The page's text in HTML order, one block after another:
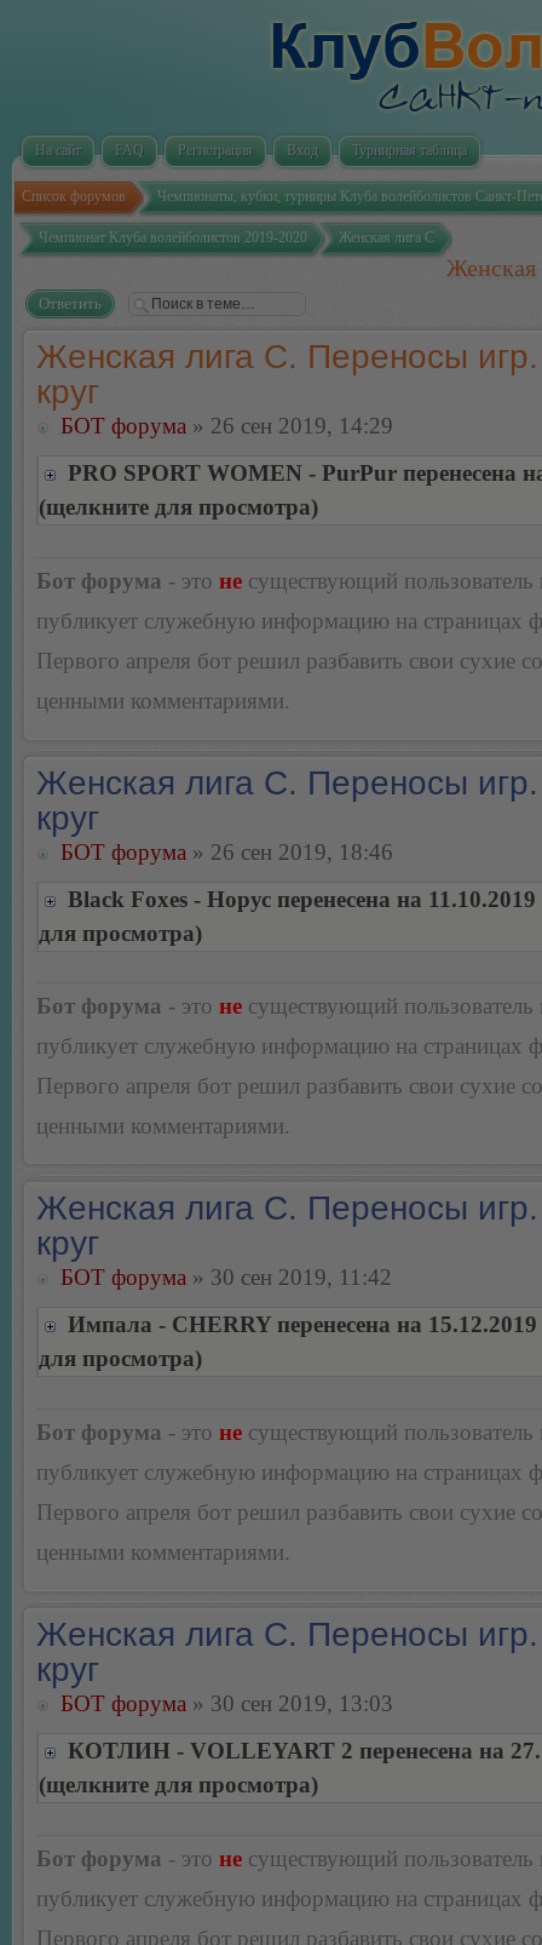
На сайт FAQ Регистрация Вход Турнирная таблица
Список форумов Чемпионаты, кубки, турниры Клуба волейболистов Санкт-
Чемпионат Клуба волейболистов 2019-2020 Женская лига С
Женская
Ответить
Женская лига С. Переносы
круг
БОТ форума » 26 сен 2019, 14:29
PRO SPORT WOMEN - PurPur перенесена
(щелкните для просмотра)
Бот форума - это не существующий пользователь
публикует служебную информацию на страницах
Первого апреля бот решил разбавить свои сухие
ценными комментариями.
Женская лига С. Переносы
круг
БОТ форума » 26 сен 2019, 18:46
Black Foxes - Норус перенесена на
для просмотра)
Бот форума - это не существующий пользователь
публикует служебную информацию на страницах
Первого апреля бот решил разбавить свои сухие
ценными комментариями.
Женская лига С. Переносы
круг
БОТ форума » 30 сен 2019, 11:42
Импала - CHERRY перенесена на
для просмотра)
Бот форума - это не существующий пользователь
публикует служебную информацию на страницах
Первого апреля бот решил разбавить свои сухие
ценными комментариями.
Женская лига С. Переносы
круг
БОТ форума » 30 сен 2019, 13:03
КОТЛИН - VOLLEYART 2 перенесена на
(щелкните для просмотра)
Бот форума - это не существующий пользователь
публикует служебную информацию на страницах
Первого апреля бот решил разбавить свои сухие